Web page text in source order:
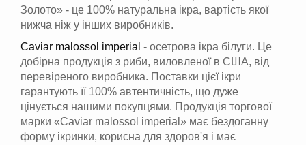
Золото» - це 100% натуральна ікра, вартість якої
нижча ніж у інших виробників.
Caviar malossol imperial - осетрова ікра білуги. Це
добірна продукція з риби, виловленої в США, від
перевіреного виробника. Поставки цієї ікри
гарантують її 100% автентичність, що дуже
цінується нашими покупцями. Продукція торгової
марки «Caviar malossol imperial» має бездоганну
форму ікринки, корисна для здоров'я і має